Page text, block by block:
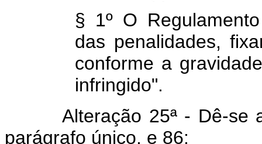
§ 1º O
das penalidades,
conforme a
infringido".
Alteração 25ª - Dê-se a
parágrafo único, e 86: